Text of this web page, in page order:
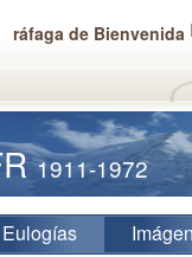
ráfaga de Bienvenida
1911-1972
Eulogías